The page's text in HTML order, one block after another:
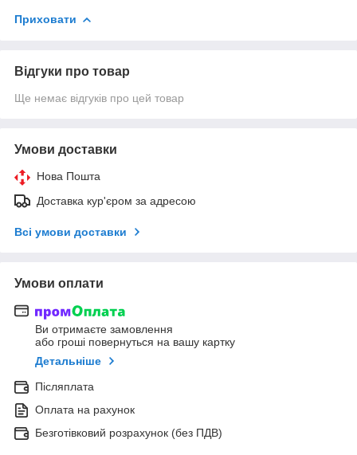
Приховати
Відгуки про товар
Ще немає відгуків про цей товар
Умови доставки
Нова Пошта
Доставка кур'єром за адресою
Всі умови доставки
Умови оплати
Ви отримаєте замовлення
або гроші повернуться на вашу картку
Детальніше
Післяплата
Оплата на рахунок
Безготівковий розрахунок (без ПДВ)